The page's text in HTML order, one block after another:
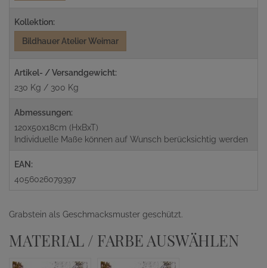
Kollektion:
Bildhauer Atelier Weimar
Artikel- / Versandgewicht:
230 Kg / 300 Kg
Abmessungen:
120x50x18cm (HxBxT)
Individuelle Maße können auf Wunsch berücksichtig werden
EAN:
4056026079397
Grabstein als Geschmacksmuster geschützt.
MATERIAL / FARBE AUSWÄHLEN